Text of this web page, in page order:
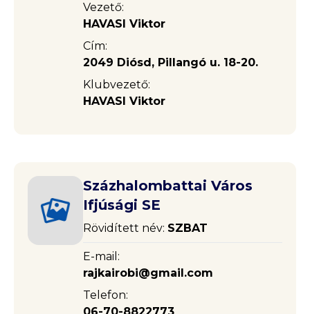
Vezető:
HAVASI Viktor
Cím:
2049 Diósd, Pillangó u. 18-20.
Klubvezető:
HAVASI Viktor
Százhalombattai Város
Ifjúsági SE
Rövidített név: SZBAT
E-mail:
rajkairobi@gmail.com
Telefon: